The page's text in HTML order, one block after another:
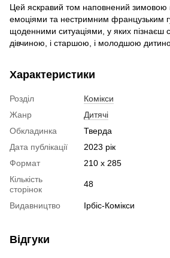
Цей яскравий том наповнений
емоціями та нестримним
щоденними ситуаціями, у яких пізнаєш
дівчиною, і старшою, і молодшою
Характеристики
Розділ
Комікси
Жанр
Дитячі
Обкладинка
Тверда
Дата публікації
2023 рік
Формат
210 x 285
Кількість
сторінок
48
Видавництво Ірбіс-Комікси
Відгуки